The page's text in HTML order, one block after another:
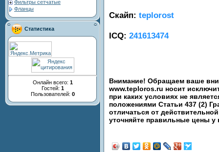
Фильтры сетчатые
Фланцы
Статистика
Онлайн всего: 1
Гостей: 1
Пользователей: 0
Скайп: teplorost
ICQ: 241613474
Внимание! Обращаем ваше
www.teploros.ru носит
при каких условиях не
положениями Статьи 437 (2)
отличаться от
уточняйте правильные цены